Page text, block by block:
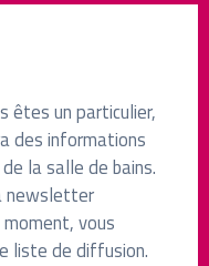
êtes un particulier,
des informations
la salle de bains.
newsletter
vous
liste de diffusion.